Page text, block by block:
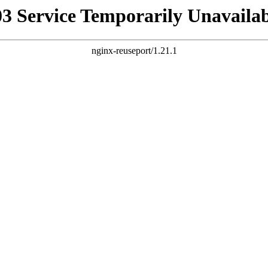
Service Temporarily
nginx-reuseport/1.21.1